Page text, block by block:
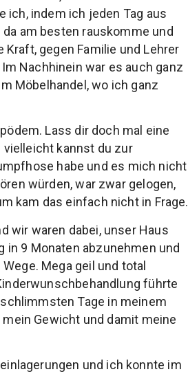
ich, indem ich jeden Tag aus
am besten rauskomme und
gegen Familie und Lehrer
Nachhinein war es auch ganz
Möbelhandel, wo ich ganz
Lass dir doch mal eine
vielleicht kannst du zur
habe und es mich nicht
würden, war zwar gelogen,
kam das einfach nicht in Frage.
wir waren dabei, unser Haus
in 9 Monaten abzunehmen und
Mega geil und total
führte
Tage in meinem
Gewicht und damit meine
und ich konnte im